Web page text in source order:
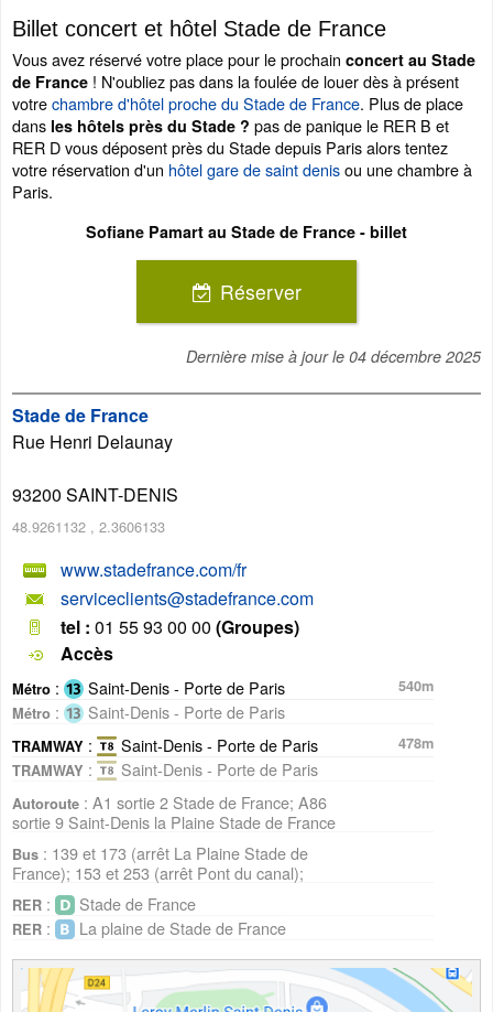
Billet concert et hôtel Stade de France
Vous avez réservé votre place pour le prochain concert au Stade
de France ! N'oubliez pas dans la foulée de louer dès à présent
votrechambre d'hôtel proche du Stade de France. Plus de place
dans les hôtels près du Stade ? pas de panique le RER B et
RER D vous déposent près du Stade depuis Paris alors tentez
votre réservation d'un hôtel gare de saint denisou une chambre à
Paris.
Sofiane Pamart au Stade de France - billet
Réserver
Dernière mise à jour le 04 décembre 2025
Stade de France
Rue Henri Delaunay
93200 SAINT-DENIS
48.9261132 , 2.3606133
www.stadefrance.com/fr
serviceclients@stadefrance.com
tel : 01 55 93 00 00 (Groupes)
Accès
Métro : Saint-Denis - Porte de Paris
540m
Métro : Saint-Denis - Porte de Paris
TRAMWAY : Saint-Denis - Porte de Paris
478m
TRAMWAY : Saint-Denis - Porte de Paris
Autoroute : A1 sortie 2 Stade de France; A86
sortie 9 Saint-Denis la Plaine Stade de France
Bus : 139 et 173 (arrêt La Plaine Stade de
France); 153 et 253 (arrêt Pont du canal);
RER : Stade de France
RER : La plaine de Stade de France